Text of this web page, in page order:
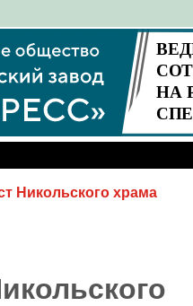
Никольского храма